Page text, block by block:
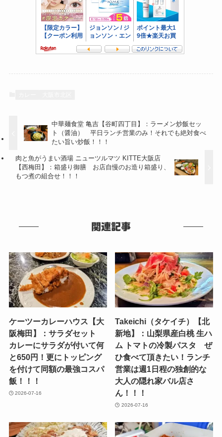
中華麺食堂 亀吉【谷町四丁目】：ラーメン炒飯セッ
ト（醤油） 平日ランチ営業のみ！それでも絶対食べ
たい旨い炒飯！！！
肉と魚がうまい酒場 ニューツルマツ KITTE大阪店
【西梅田】：箱盛り御膳 お店自慢のお造り箱盛り、
もつ煮の組合せ！！！
関連記事
ケーツーカレーハウス【大
阪梅田】：サラダセット
カレーにサラダが付いて何
と650円！更にトッピング
を付けて同額の最強コスパ
飯！！！
2026-07-16
Takeichi（タケイチ）【北
新地】：山梨県産白桃 生ハ
ム トマトの冷製パスタ ぜ
ひ食べて頂きたい！ランチ
営業は週1日程の独創的な
大人の隠れ家バル店さ
ん！！！
2026-07-16